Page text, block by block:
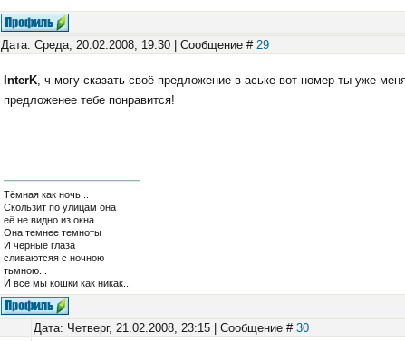
Дата: Среда, 20.02.2008, 19:30 | Сообщение # 29
InterK, ч могу сказать своё предложение в аське вот номер ты уже
предложенее тебе понравится!
Тёмная как ночь...
Скользит по улицам она
её не видно из окна
Она темнее темноты
И чёрные глаза
сливаютсяя с ночною
тьмною...
И все мы кошки как никак...
Дата: Четверг, 21.02.2008, 23:15 | Сообщение # 30